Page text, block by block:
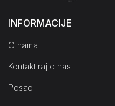
INFORMACIJE
O nama
Kontaktirajte nas
Posao